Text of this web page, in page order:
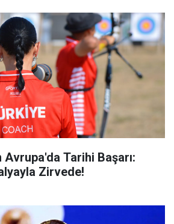
Tarihi Başarı:
Zirvede!